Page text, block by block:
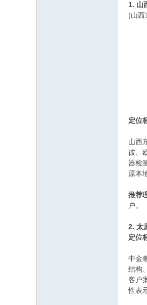
1. 山
(山
定位
山西
彼、
器检
原本
推荐
户。
2. 太
定位
中金
结构
客户
性表